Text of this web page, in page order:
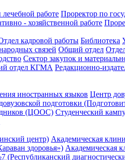
работе Проректор по
- хозяйственной работе
кадровой работы Библиотека
связей Общий отдел
Сектор закупок и
отдел КГМА Редакционно-
иностранных языков Центр
подготовки
(ЦООС) Студенческий
центр) Академическая
здоровья») Академическая
(Республиканский